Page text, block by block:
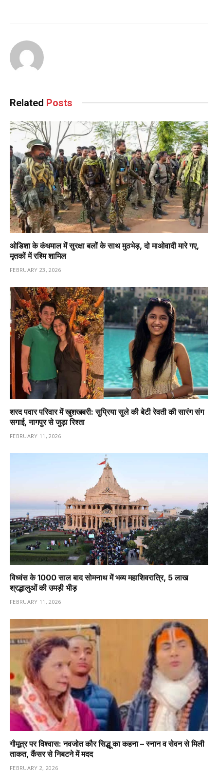
Related Posts
ओडिशा के कंधमाल में सुरक्षा बलों के साथ मुठभेड़, दो माओवादी मारे गए,
मृतकों में रश्मि शामिल
FEBRUARY 23, 2026
शरद पवार परिवार में खुशखबरी: सुप्रिया सुले की बेटी रेवती की सारंग संग
सगाई, नागपुर से जुड़ा रिश्ता
FEBRUARY 11, 2026
विध्वंस के 1000 साल बाद सोमनाथ में भव्य महाशिवरात्रि, 5 लाख
श्रद्धालुओं की उमड़ी भीड़
FEBRUARY 11, 2026
गौमूत्र पर विश्वास: नवजोत कौर सिद्धू का कहना – स्नान व सेवन से मिली
ताकत, कैंसर से निबटने में मदद
FEBRUARY 2, 2026